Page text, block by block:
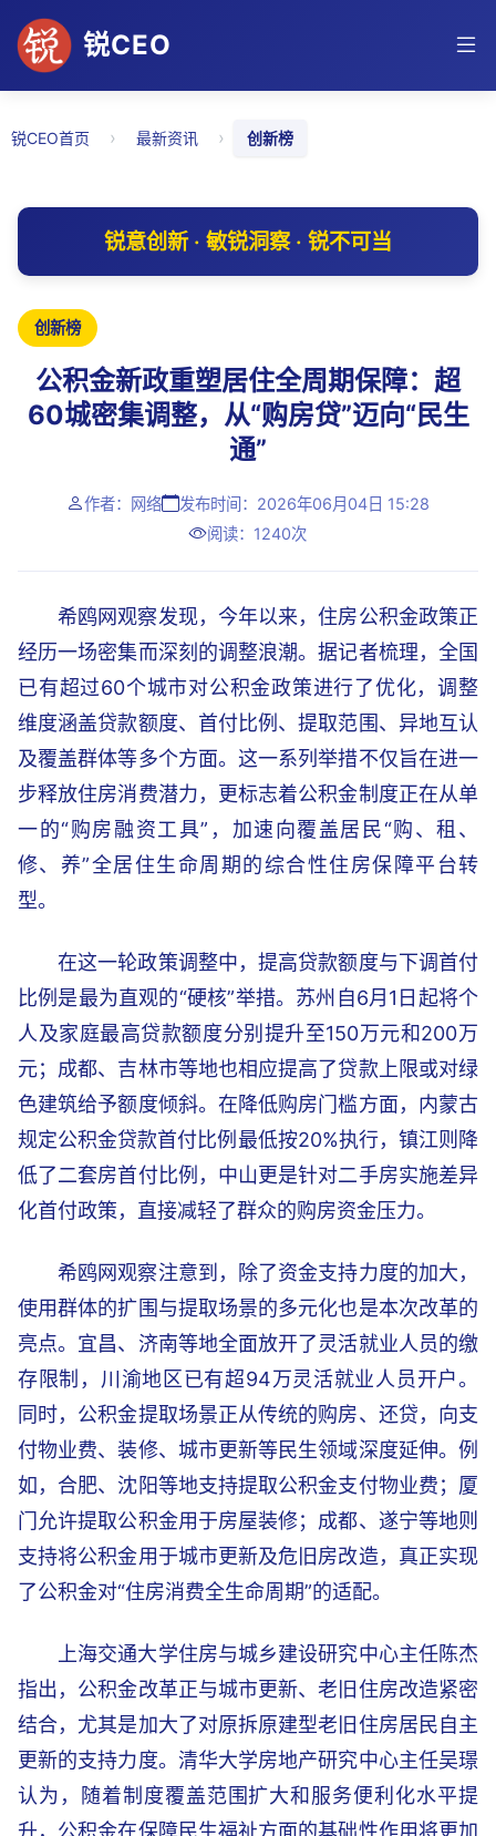
锐CEO
锐CEO首页 › 最新资讯 › 创新榜
锐意创新 · 敏锐洞察 · 锐不可当
创新榜
公积金新政重塑居住全周期保障：超
60城密集调整，从“购房贷”迈向“民生
通”
作者：网络
发布时间：2026年06月04日 15:28
阅读：1240次
希鸥网观察发现，今年以来，住房公积金政策正
经历一场密集而深刻的调整浪潮。据记者梳理，全国
已有超过60个城市对公积金政策进行了优化，调整
维度涵盖贷款额度、首付比例、提取范围、异地互认
及覆盖群体等多个方面。这一系列举措不仅旨在进一
步释放住房消费潜力，更标志着公积金制度正在从单
一的“购房融资工具”，加速向覆盖居民“购、租、
修、养”全居住生命周期的综合性住房保障平台转
型。
在这一轮政策调整中，提高贷款额度与下调首付
比例是最为直观的“硬核”举措。苏州自6月1日起将个
人及家庭最高贷款额度分别提升至150万元和200万
元；成都、吉林市等地也相应提高了贷款上限或对绿
色建筑给予额度倾斜。在降低购房门槛方面，内蒙古
规定公积金贷款首付比例最低按20%执行，镇江则降
低了二套房首付比例，中山更是针对二手房实施差异
化首付政策，直接减轻了群众的购房资金压力。
希鸥网观察注意到，除了资金支持力度的加大，
使用群体的扩围与提取场景的多元化也是本次改革的
亮点。宜昌、济南等地全面放开了灵活就业人员的缴
存限制，川渝地区已有超94万灵活就业人员开户。
同时，公积金提取场景正从传统的购房、还贷，向支
付物业费、装修、城市更新等民生领域深度延伸。例
如，合肥、沈阳等地支持提取公积金支付物业费；厦
门允许提取公积金用于房屋装修；成都、遂宁等地则
支持将公积金用于城市更新及危旧房改造，真正实现
了公积金对“住房消费全生命周期”的适配。
上海交通大学住房与城乡建设研究中心主任陈杰
指出，公积金改革正与城市更新、老旧住房改造紧密
结合，尤其是加大了对原拆原建型老旧住房居民自主
更新的支持力度。清华大学房地产研究中心主任吴璟
认为，随着制度覆盖范围扩大和服务便利化水平提
升，公积金在保障民生福祉方面的基础性作用将更加